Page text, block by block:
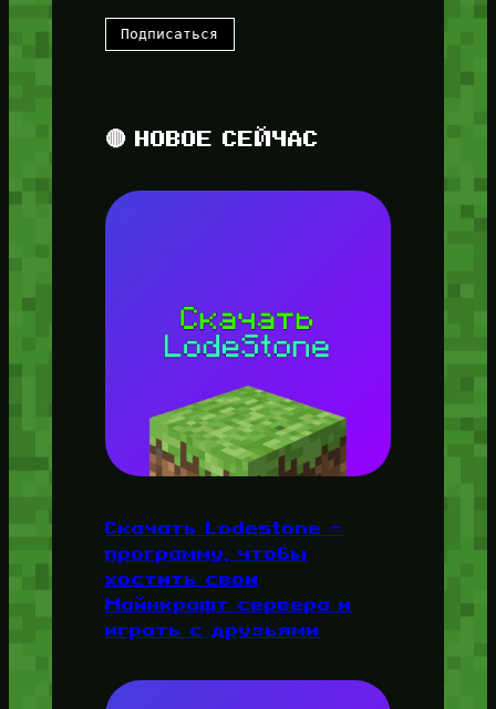
🔴 НОВОЕ СЕЙЧАС
Скачать Lodestone —
программу, чтобы
хостить свои
Майнкрафт сервера и
играть с друзьями